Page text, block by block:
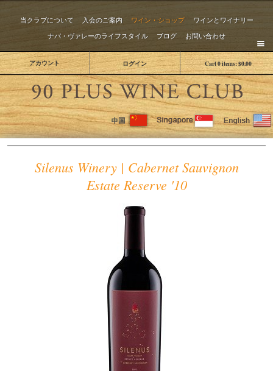
当クラブについて 入会のご案内 ワイン・ショップ
ワインとワイナリー
ナパ・ヴァレーのライフスタイル
ブログ お問い合わせ
Cart0items:$0.00
アカウント ログイン
The
Silenus Winery | Cabernet Sauvignon
Estate Reserve '10